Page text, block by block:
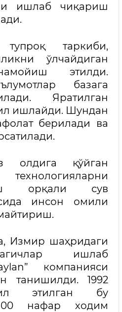
ишлаб чиқариш
таркиби,
ўлчайдиган
этилди.
базага
Яратилган
ишлайди. Шундан
берилади ва
олдига қўйган
орқали сув
инсон омили
Измир шаҳридаги
ишлаб
компанияси
танишилди. 1992
этилган бу
нафар ходим